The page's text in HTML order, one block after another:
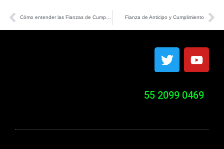
Fianza de Anticipo y Cumplimiento
55 2099 0469